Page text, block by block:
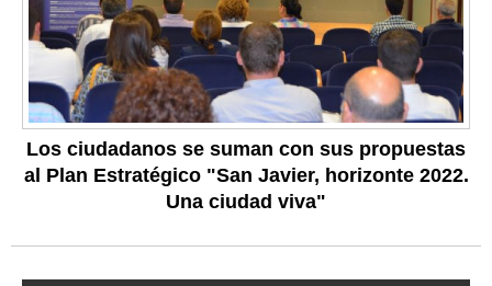
Los ciudadanos se suman con sus propuestas
al Plan Estratégico "San Javier, horizonte 2022.
Una ciudad viva"